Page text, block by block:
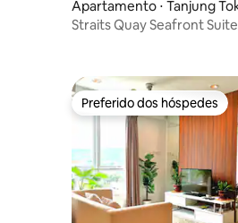
Apartamento ⋅ Tanjung
ng
Straits Quay Seafront
Preferido dos hóspedes
Preferido dos hóspedes